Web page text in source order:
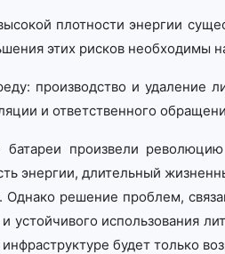
плотности энергии
этих рисков
производство и удаление
и ответственного
произвели
энергии, длительный
Однако решение проблем,
устойчивого использования
будет только